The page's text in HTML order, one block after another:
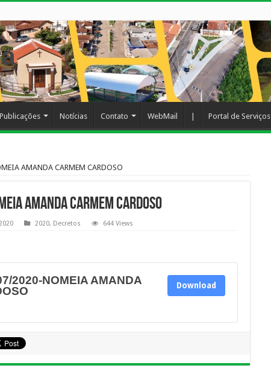
Publicações Notícias Contato WebMail Portal de Serviços
AMANDA CARMEM CARDOSO
AMANDA CARMEM CARDOSO
2020, Decretos 644 Views
2020-NOMEIA AMANDA
Download